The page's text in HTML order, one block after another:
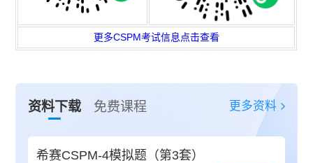
更多CSPM考试信息点击查看
资料下载 免费课程 更多资料
希赛CSPM-4模拟题（第3套）